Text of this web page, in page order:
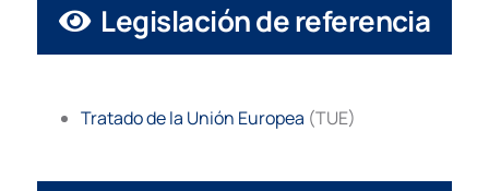
Legislación de referencia
Tratado de la Unión Europea (TUE)